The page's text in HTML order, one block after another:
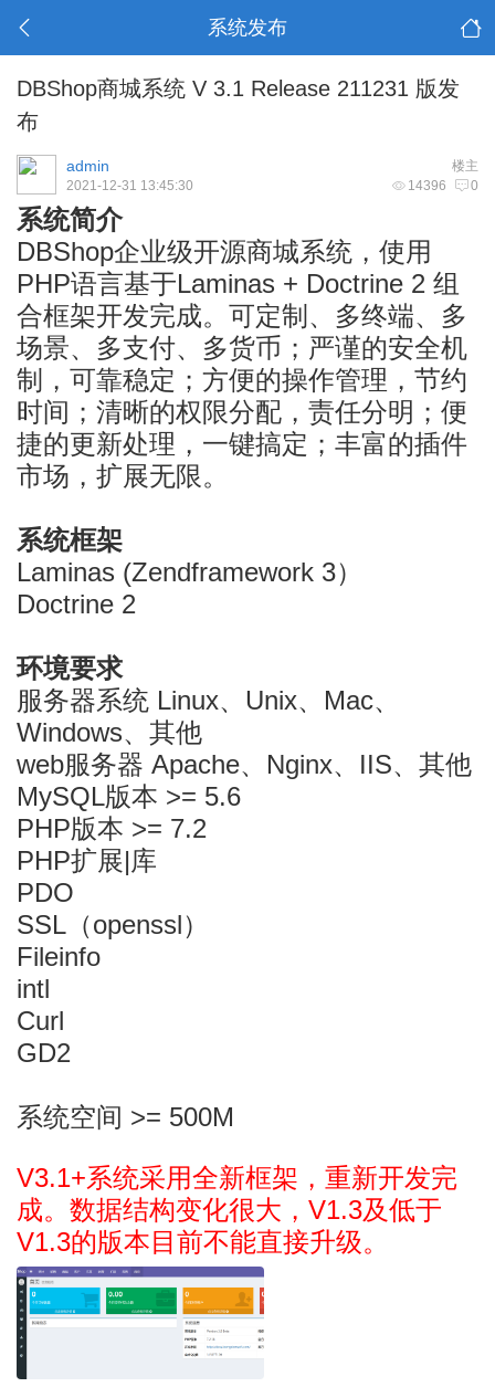
系统发布
DBShop商城系统 V 3.1 Release 211231 版发
布
楼主
admin
14396 0
2021-12-31 13:45:30
系统简介
DBShop企业级开源商城系统，使用
PHP语言基于Laminas + Doctrine 2 组
合框架开发完成。可定制、多终端、多
场景、多支付、多货币；严谨的安全机
制，可靠稳定；方便的操作管理，节约
时间；清晰的权限分配，责任分明；便
捷的更新处理，一键搞定；丰富的插件
市场，扩展无限。
系统框架
Laminas (Zendframework 3）
Doctrine 2
环境要求
服务器系统 Linux、Unix、Mac、
Windows、其他
web服务器 Apache、Nginx、IIS、其他
MySQL版本 >= 5.6
PHP版本 >= 7.2
PHP扩展|库
PDO
SSL（openssl）
Fileinfo
intl
Curl
GD2
系统空间 >= 500M
V3.1+系统采用全新框架，重新开发完
成。数据结构变化很大，V1.3及低于
V1.3的版本目前不能直接升级。